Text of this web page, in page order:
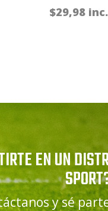
$29,98
EN UN
y sé